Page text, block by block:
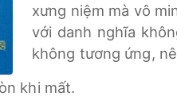
xưng niệm mà vô
với danh nghĩa
không tương ứng,
khi mất.